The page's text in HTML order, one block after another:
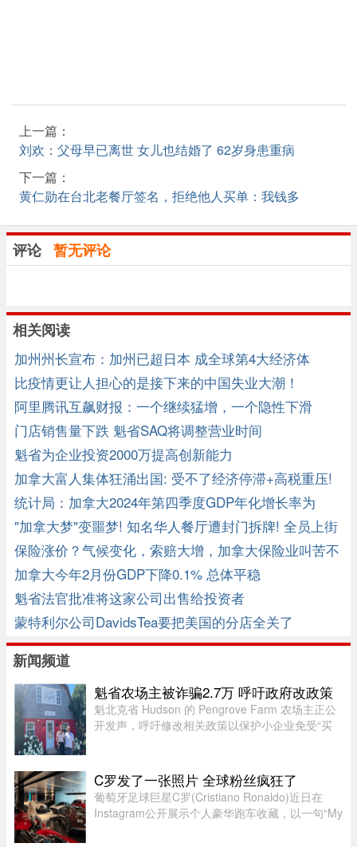
上一篇：
刘欢：父母早已离世 女儿也结婚了 62岁身患重病
下一篇：
黄仁勋在台北老餐厅签名，拒绝他人买单：我钱多
评论 暂无评论
相关阅读
加州州长宣布：加州已超日本 成全球第4大经济体
比疫情更让人担心的是接下来的中国失业大潮！
阿里腾讯互飙财报：一个继续猛增，一个隐性下滑
门店销售量下跌 魁省SAQ将调整营业时间
魁省为企业投资2000万提高创新能力
加拿大富人集体狂涌出国: 受不了经济停滞+高税重压!
统计局：加拿大2024年第四季度GDP年化增长率为
2.6%
"加拿大梦"变噩梦! 知名华人餐厅遭封门拆牌! 全员上街
抗议 ...
保险涨价？气候变化，索赔大增，加拿大保险业叫苦不
迭
加拿大今年2月份GDP下降0.1% 总体平稳
魁省法官批准将这家公司出售给投资者
蒙特利尔公司DavidsTea要把美国的分店全关了
新闻频道
魁省农场主被诈骗2.7万 呼吁政府改政策
魁北克省 Hudson 的 Pengrove Farm 农场主正公
开发声，呼吁修改相关政策以保护小企业免受“买
Cosgrove 和 Matt Penney 夫 ...
C罗发了一张照片 全球粉丝疯狂了
葡萄牙足球巨星C罗(Cristiano Ronaldo)近日在
Instagram公开展示个人豪华跑车收藏，以一句“My